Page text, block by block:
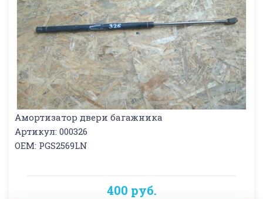
Амортизатор двери багажника
Артикул: 000326
OEM: PGS2569LN
400 руб.